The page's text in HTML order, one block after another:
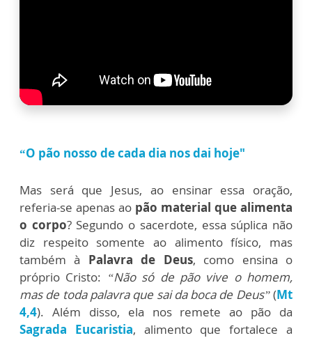
“O pão nosso de cada dia nos dai hoje"
Mas será que Jesus, ao ensinar essa oração,
referia-se apenas ao pão material que alimenta
o corpo? Segundo o sacerdote, essa súplica não
diz respeito somente ao alimento físico, mas
também à Palavra de Deus, como ensina o
próprio Cristo: “Não só de pão vive o homem,
mas de toda palavra que sai da boca de Deus”(Mt
4,4). Além disso, ela nos remete ao pão da
Sagrada Eucaristia, alimento que fortalece a